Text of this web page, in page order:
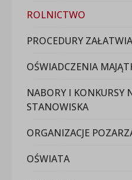
ROLNICTWO
PROCEDURY
OŚWIADCZENIA
NABORY I KONKURSY
STANOWISKA
ORGANIZACJE
OŚWIATA